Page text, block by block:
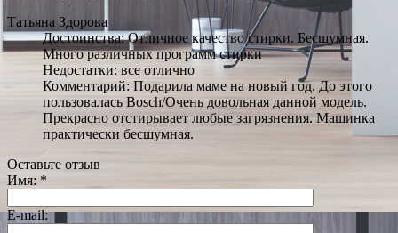
Татьяна Здорова
Достоинства: Отличное качество стирки. Бесшумная.
Много различных программ стирки
Недостатки: все отлично
Комментарий: Подарила маме на новый год. До этого
пользовалась Bosch/Очень довольная данной модель.
Прекрасно отстирывает любые загрязнения. Машинка
практически бесшумная.
Оставьте отзыв
Имя: *
E-mail: